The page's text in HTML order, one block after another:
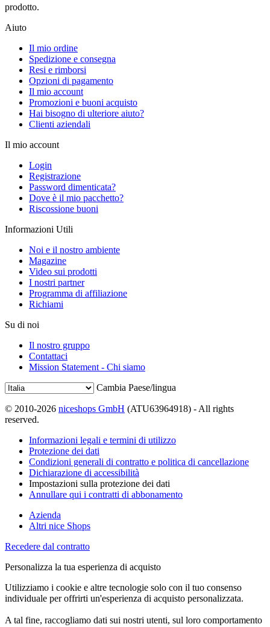
prodotto.
Aiuto
Il mio ordine
Spedizione e consegna
Resi e rimborsi
Opzioni di pagamento
Il mio account
Promozioni e buoni acquisto
Hai bisogno di ulteriore aiuto?
Clienti aziendali
Il mio account
Login
Registrazione
Password dimenticata?
Dove è il mio pacchetto?
Riscossione buoni
Informazioni Utili
Noi e il nostro ambiente
Magazine
Video sui prodotti
I nostri partner
Programma di affiliazione
Richiami
Su di noi
Il nostro gruppo
Contattaci
Mission Statement - Chi siamo
Cambia Paese/lingua
© 2010-2026 niceshops GmbH (ATU63964918) - All rights
reserved.
Informazioni legali e termini di utilizzo
Protezione dei dati
Condizioni generali di contratto e politica di cancellazione
Dichiarazione di accessibilità
Impostazioni sulla protezione dei dati
Annullare qui i contratti di abbonamento
Azienda
Altri nice Shops
Recedere dal contratto
Personalizza la tua esperienza di acquisto
Utilizziamo i cookie e altre tecnologie solo con il tuo consenso
individuale per offrirti un'esperienza di acquisto personalizzata.
A tal fine, raccogliamo dati sui nostri utenti, sul loro comportamento